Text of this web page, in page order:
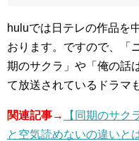
huluでは日テレの作品を
おります。ですので、「
期のサクラ」や「俺の話
て放送されているドラマ
関連記事→
【同期のサク
と空気読めないの違いと